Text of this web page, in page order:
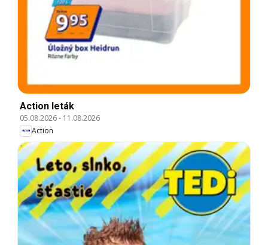
Action leták
05.08.2026- 11.08.2026
Action